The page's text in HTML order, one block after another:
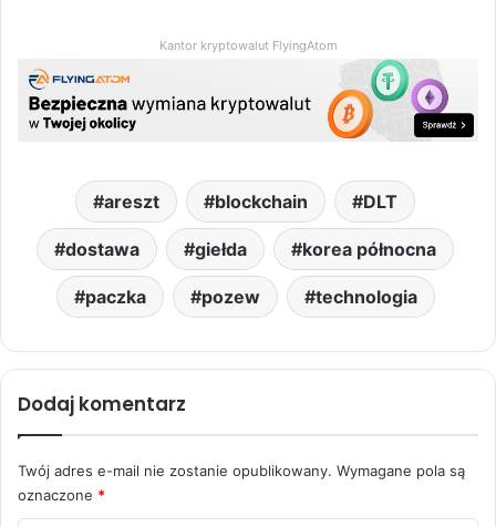
Kantor kryptowalut FlyingAtom
areszt blockchain DLT
dostawa giełda korea północna
paczka pozew technologia
Dodaj komentarz
Twój adres e-mail nie zostanie opublikowany. Wymagane pola są
oznaczone *